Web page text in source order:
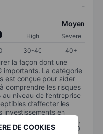
DE COOKIES
-
Moyen
High
Severe
30-40 40+
la façon dont une
importants. La catégorie
est conçue pour aider
comprendre les risques
niveau de l’entreprise
d’affecter les
investissements en
Plus le risque est faible,
à aucun risque et 100